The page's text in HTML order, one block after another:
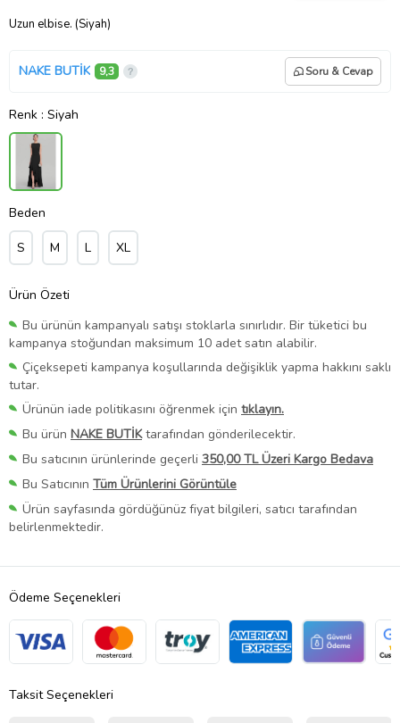
Uzun elbise. (Siyah)
NAKE BUTİK 9,3 Soru & Cevap
Renk : Siyah
Beden
S M L XL
Ürün Özeti
Bu ürünün kampanyalı satışı stoklarla sınırlıdır. Bir tüketici bu
kampanya stoğundan maksimum 10 adet satın alabilir.
Çiçeksepeti kampanya koşullarında değişiklik yapma hakkını saklı
tutar.
Ürünün iade politikasını öğrenmek için tıklayın.
Bu ürün NAKE BUTİKtarafından gönderilecektir.
Bu satıcının ürünlerinde geçerli 350,00 TL Üzeri Kargo Bedava
Bu Satıcının Tüm Ürünlerini Görüntüle
Ürün sayfasında gördüğünüz fiyat bilgileri, satıcı tarafından
belirlenmektedir.
Ödeme Seçenekleri
Taksit Seçenekleri